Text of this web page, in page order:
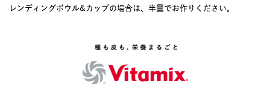
レンディングボウル&カップの場合は、半量でお作りください。